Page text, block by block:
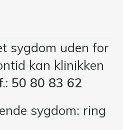
sygdom uden for
kan klinikken
50 80 83 62
sygdom: ring